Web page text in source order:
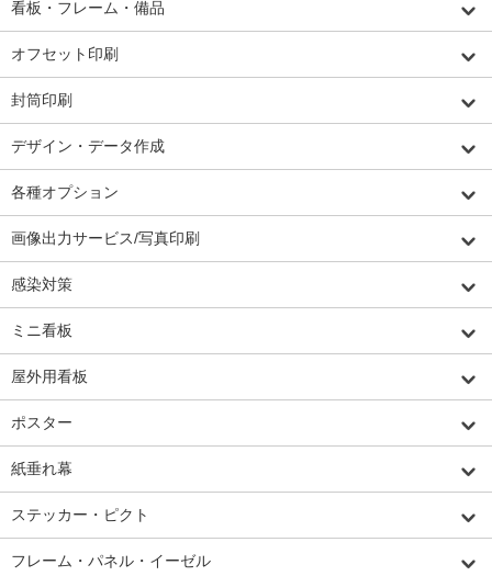
看板・フレーム・備品
オフセット印刷
封筒印刷
デザイン・データ作成
各種オプション
画像出力サービス/写真印刷
感染対策
ミニ看板
屋外用看板
ポスター
紙垂れ幕
ステッカー・ピクト
フレーム・パネル・イーゼル